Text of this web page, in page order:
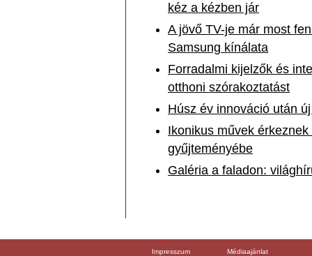
kéz a kézben jár
A jövő TV-je már most
Samsung kínálata
Forradalmi kijelzők és
otthoni szórakoztatást
Húsz év innováció után
Ikonikus művek
gyűjteményébe
Galéria a faladon:
Impresszum Médiaajánlat